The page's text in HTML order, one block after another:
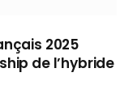
2025
de l’hybride